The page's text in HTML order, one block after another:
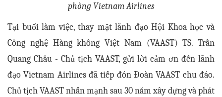
phòng Vietnam Airlines
Tại buổi làm việc, thay mặt lãnh đạo Hội Khoa học và
Công nghệ Hàng không Việt Nam (VAAST) TS. Trần
Quang Châu - Chủ tịch VAAST, gửi lời cảm ơn đến lãnh
đạo Vietnam Airlines đã tiếp đón Đoàn VAAST chu đáo.
Chủ tịch VAAST nhấn mạnh sau 30 năm xây dựng và phát